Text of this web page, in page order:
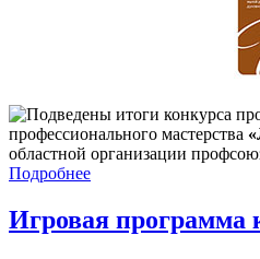
профессионального мастерства
областной организации
Подробнее
Игровая программа